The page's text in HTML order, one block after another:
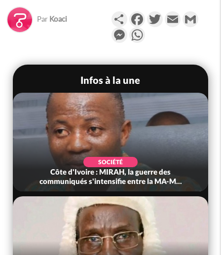
Par Koaci PartagerFacebookTwitterEmail
Messenger
Infos à la une
SOCIÉTÉ
Côte d'Ivoire : MIRAH, la guerre des
communiqués s'intensifie entre la MA-M...